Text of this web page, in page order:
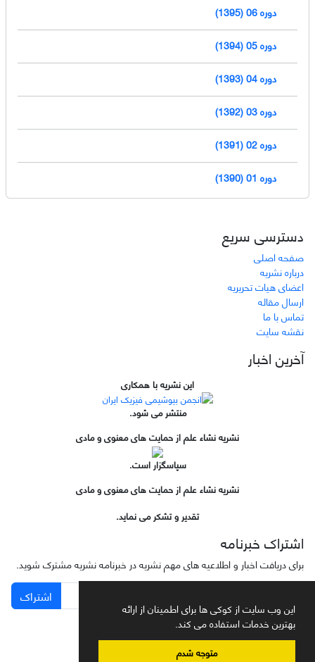
این وب سایت از کوکی ها برای اطمینان از ارائه
بهترین خدمات استفاده می کند.
متوجه شدم
دوره 06 (1395)
دوره 05 (1394)
دوره 04 (1393)
دوره 03 (1392)
دوره 02 (1391)
دوره 01 (1390)
دسترسی سریع
صفحه اصلی
درباره نشریه
اعضای هیات تحریریه
ارسال مقاله
تماس با ما
نقشه سایت
آخرین اخبار
این نشریه با همکاری
منتشر می شود.
نشریه نشاء علم از حمایت های معنوی و مادی
سپاسگزار است.
نشریه نشاء علم از حمایت های معنوی و مادی
تقدیر و تشکر می نماید.
اشتراک خبرنامه
برای دریافت اخبار و اطلاعیه های مهم نشریه در خبرنامه نشریه مشترک شوید.
اشتراک